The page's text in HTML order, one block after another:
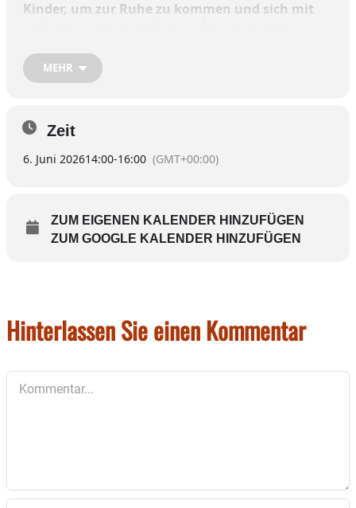
Kinder, um zur Ruhe zu kommen und sich mit
Was die Teilnehmer erwartet:
Alltags
Austausch: Vernetzung mit Menschen in ähnlichen
Lebenssituationen
Erster Termin ist am morgigen Samstag, 6.
Wasserburg, Willi Ernst Ring 18
MEHR
Zeit
6. Juni 202614:00-16:00 (GMT+00:00)
ZUM EIGENEN KALENDER HINZUFÜGEN
ZUM GOOGLE KALENDER HINZUFÜGEN
Hinterlassen Sie einen Kommentar